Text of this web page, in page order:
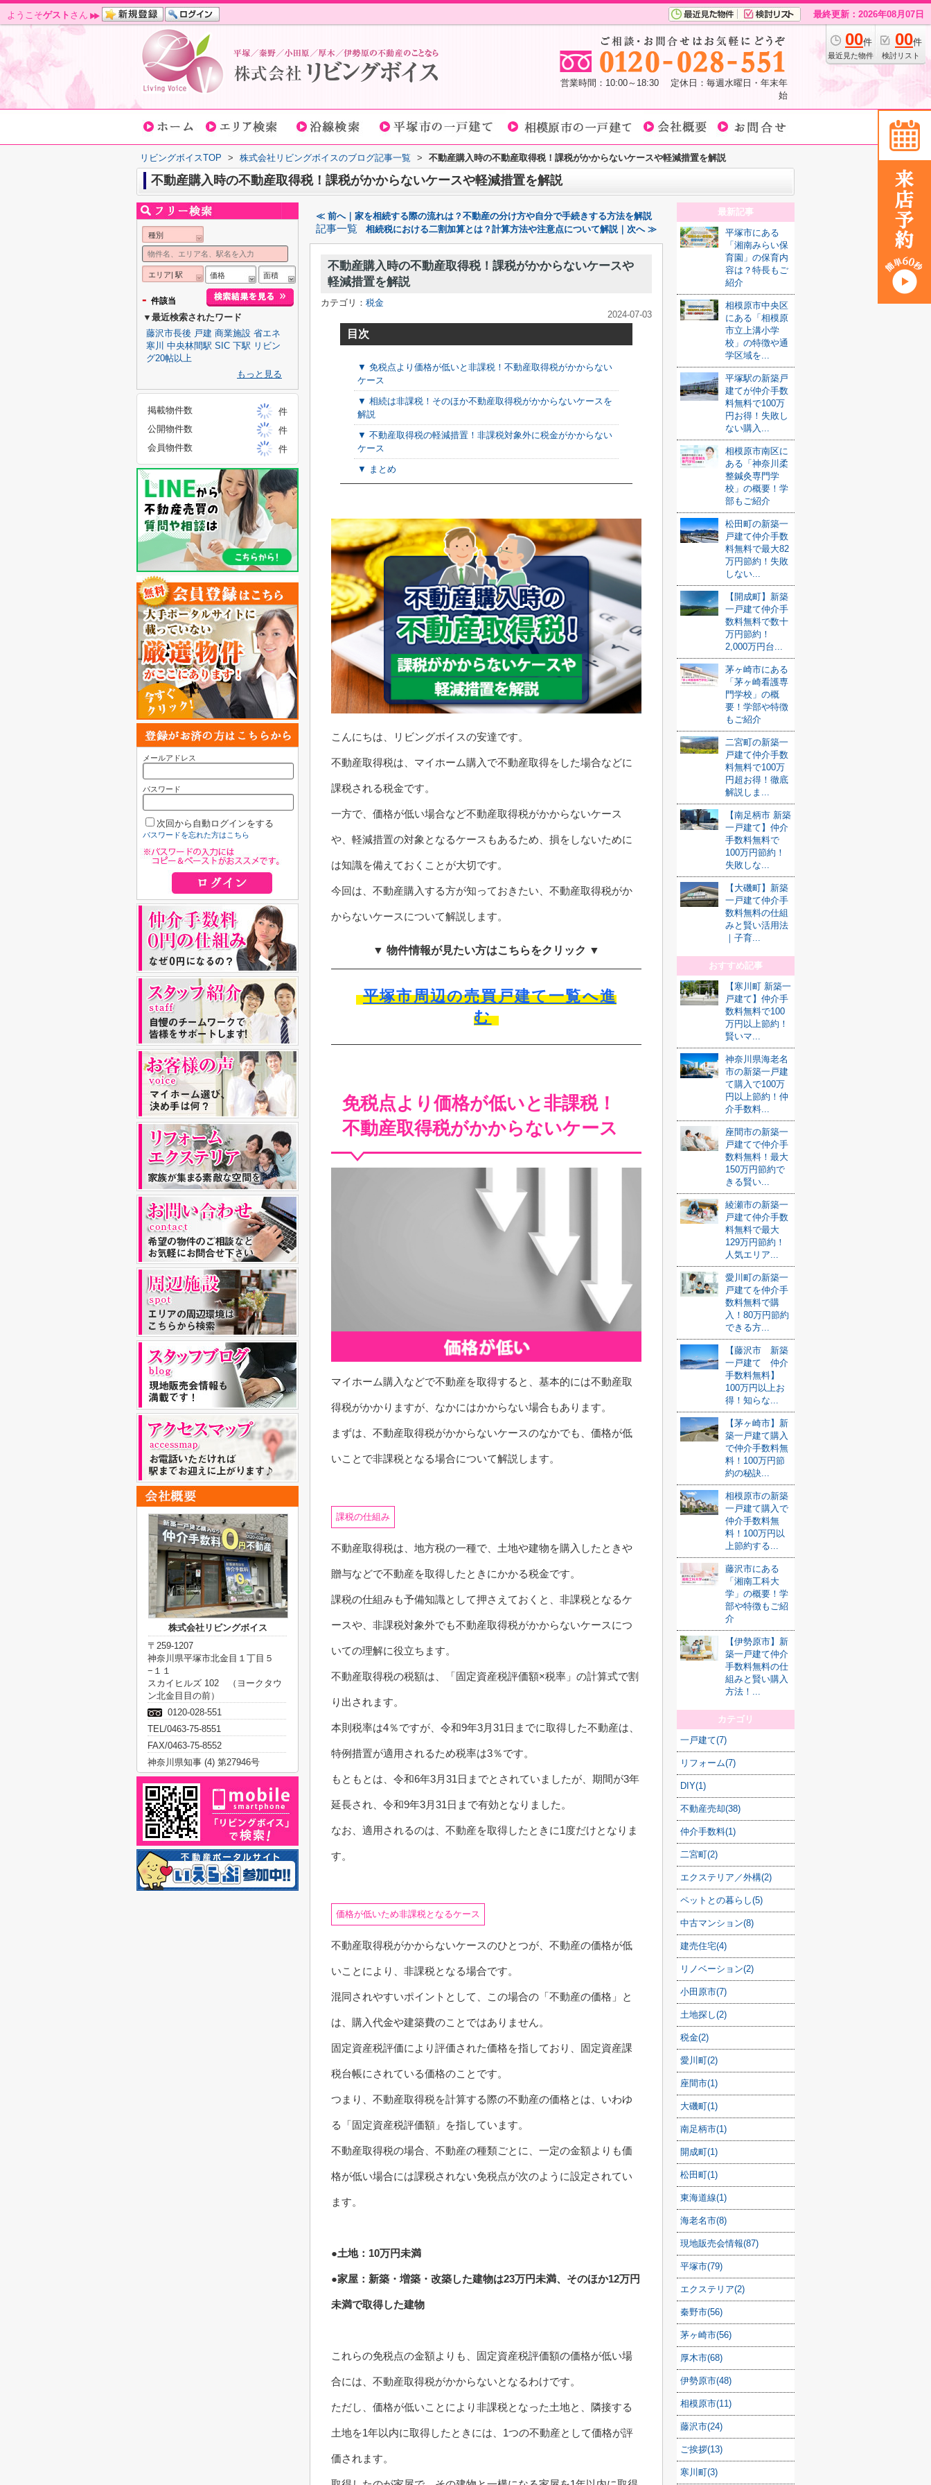
ようこそゲスト さん 最終更新：2026年08月07日
00件
最近見た物件
00件
検討リスト
営業時間：10:00～18:30 定休日：毎週水曜日・年末年
始
リビングボイスTOP > 株式会社リビングボイスのブログ記事一覧 > 不動産購入時の不動産取得税！課税がかからないケースや軽減措置を解説
不動産購入時の不動産取得税！課税がかからないケースや軽減措置を解説
≪ 前へ｜家を相続する際の流れは？不動産の分け方や自分で手続きする方法を解説
記事一覧 相続税における二割加算とは？計算方法や注意点について解説｜次へ ≫
不動産購入時の不動産取得税！課税がかからないケースや
軽減措置を解説
カテゴリ： 税金
2024-07-03
目次
▼ 免税点より価格が低いと非課税！不動産取得税がかからない
ケース
▼ 相続は非課税！そのほか不動産取得税がかからないケースを
解説
▼ 不動産取得税の軽減措置！非課税対象外に税金がかからない
ケース
▼ まとめ
こんにちは、リビングボイスの安達です。
不動産取得税は、マイホーム購入で不動産取得をした場合などに
課税される税金です。
一方で、価格が低い場合など不動産取得税がかからないケース
や、軽減措置の対象となるケースもあるため、損をしないために
は知識を備えておくことが大切です。
今回は、不動産購入する方が知っておきたい、不動産取得税がか
からないケースについて解説します。
▼ 物件情報が見たい方はこちらをクリック ▼
平塚市周辺の売買戸建て一覧へ進
む
免税点より価格が低いと非課税！
不動産取得税がかからないケース
マイホーム購入などで不動産を取得すると、基本的には不動産取
得税がかかりますが、なかにはかからない場合もあります。
まずは、不動産取得税がかからないケースのなかでも、価格が低
いことで非課税となる場合について解説します。
課税の仕組み
不動産取得税は、地方税の一種で、土地や建物を購入したときや
贈与などで不動産を取得したときにかかる税金です。
課税の仕組みも予備知識として押さえておくと、非課税となるケ
ースや、非課税対象外でも不動産取得税がかからないケースにつ
いての理解に役立ちます。
不動産取得税の税額は、「固定資産税評価額×税率」の計算式で割
り出されます。
本則税率は4％ですが、令和9年3月31日までに取得した不動産は、
特例措置が適用されるため税率は3％です。
もともとは、令和6年3月31日までとされていましたが、期間が3年
延長され、令和9年3月31日まで有効となりました。
なお、適用されるのは、不動産を取得したときに1度だけとなりま
す。
価格が低いため非課税となるケース
不動産取得税がかからないケースのひとつが、不動産の価格が低
いことにより、非課税となる場合です。
混同されやすいポイントとして、この場合の「不動産の価格」と
は、購入代金や建築費のことではありません。
固定資産税評価により評価された価格を指しており、固定資産課
税台帳にされている価格のことです。
つまり、不動産取得税を計算する際の不動産の価格とは、いわゆ
る「固定資産税評価額」を指しています。
不動産取得税の場合、不動産の種類ごとに、一定の金額よりも価
格が低い場合には課税されない免税点が次のように設定されてい
ます。
●土地：10万円未満
●家屋：新築・増築・改築した建物は23万円未満、そのほか12万円
未満で取得した建物
これらの免税点の金額よりも、固定資産税評価額の価格が低い場
合には、不動産取得税がかからないとなるわけです。
ただし、価格が低いことにより非課税となった土地と、隣接する
土地を1年以内に取得したときには、1つの不動産として価格が評
価されます。
最新記事
平塚市にある
「湘南みらい保
育園」の保育内
容は？特長もご
紹介
相模原市中央区
にある「相模原
市立上溝小学
校」の特徴や通
学区域を...
平塚駅の新築戸
建てが仲介手数
料無料で100万
円お得！失敗し
ない購入...
相模原市南区に
ある「神奈川柔
整鍼灸専門学
校」の概要！学
部もご紹介
松田町の新築一
戸建て仲介手数
料無料で最大82
万円節約！失敗
しない...
【開成町】新築
一戸建て仲介手
数料無料で数十
万円節約！
2,000万円台...
茅ヶ崎市にある
「茅ヶ崎看護専
門学校」の概
要！学部や特徴
もご紹介
二宮町の新築一
戸建て仲介手数
料無料で100万
円超お得！徹底
解説しま...
【南足柄市 新築
一戸建て】仲介
手数料無料で
100万円節約！
失敗しな...
【大磯町】新築
一戸建て仲介手
数料無料の仕組
みと賢い活用法
｜子育...
おすすめ記事
【寒川町 新築一
戸建て】仲介手
数料無料で100
万円以上節約！
賢いマ...
神奈川県海老名
市の新築一戸建
て購入で100万
円以上節約！仲
介手数料...
座間市の新築一
戸建てで仲介手
数料無料！最大
150万円節約で
きる賢い...
綾瀬市の新築一
戸建て仲介手数
料無料で最大
129万円節約！
人気エリア...
愛川町の新築一
戸建てを仲介手
数料無料で購
入！80万円節約
できる方...
【藤沢市 新築
一戸建て 仲介
手数料無料】
100万円以上お
得！知らな...
【茅ヶ崎市】新
築一戸建て購入
で仲介手数料無
料！100万円節
約の秘訣...
相模原市の新築
一戸建て購入で
仲介手数料無
料！100万円以
上節約する...
藤沢市にある
「湘南工科大
学」の概要！学
部や特徴もご紹
介
【伊勢原市】新
築一戸建て仲介
手数料無料の仕
組みと賢い購入
方法！...
カテゴリ
一戸建て(7)
リフォーム(7)
DIY(1)
不動産売却(38)
仲介手数料(1)
二宮町(2)
エクステリア／外構(2)
ペットとの暮らし(5)
中古マンション(8)
建売住宅(4)
リノベーション(2)
小田原市(7)
土地探し(2)
税金(2)
愛川町(2)
座間市(1)
大磯町(1)
南足柄市(1)
開成町(1)
松田町(1)
東海道線(1)
海老名市(8)
現地販売会情報(87)
平塚市(79)
エクステリア(2)
秦野市(56)
茅ヶ崎市(56)
厚木市(68)
伊勢原市(48)
相模原市(11)
藤沢市(24)
ご挨拶(13)
寒川町(3)
種別
エリア| 駅 価格 面積
- 件該当
▼最近検索されたワード
藤沢市長後 戸建 商業施設 省エネ
寒川 中央林間駅 SIC 下駅 リビン
グ20帖以上
もっと見る
掲載物件数
件
公開物件数
件
会員物件数
件
メールアドレス
パスワード
次回から自動ログインをする
パスワードを忘れた方はこちら
株式会社リビングボイス
〒259-1207
神奈川県平塚市北金目１丁目５
−１１
スカイヒルズ 102 （ヨークタウ
ン北金目目の前）
0120-028-551
TEL/0463-75-8551
FAX/0463-75-8552
神奈川県知事 (4) 第27946号